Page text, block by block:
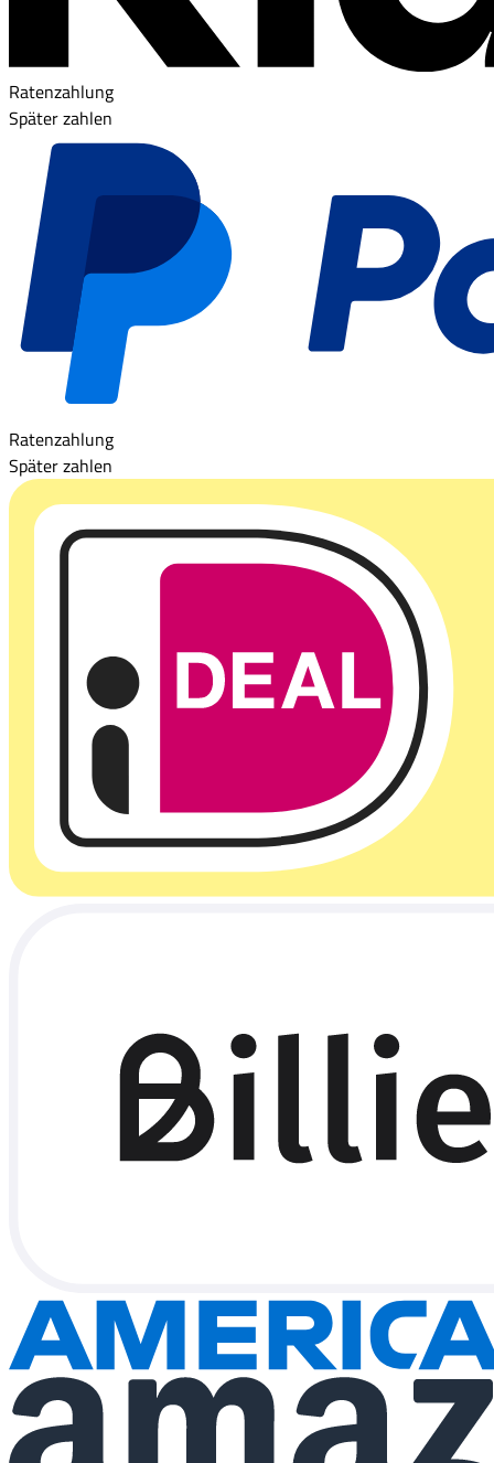
Ratenzahlung
Später zahlen
Ratenzahlung
Später zahlen